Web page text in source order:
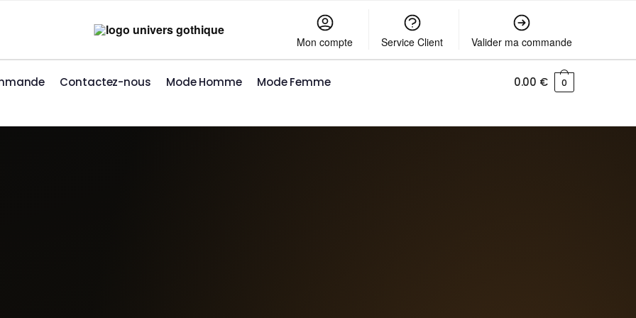
Mon compte Service Client Valider ma commande
Contactez-nous Mode Homme Mode Femme 0.00 € 0